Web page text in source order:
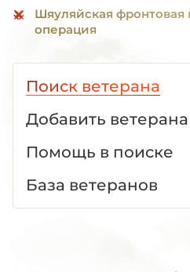
Шяуляйская фронтовая
операция
Поиск ветерана
Добавить ветерана
Помощь в поиске
База ветеранов